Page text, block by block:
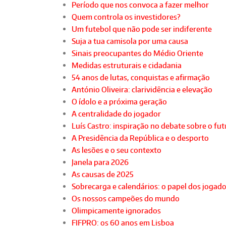
Período que nos convoca a fazer melhor
Quem controla os investidores?
Um futebol que não pode ser indiferente
Suja a tua camisola por uma causa
Sinais preocupantes do Médio Oriente
Medidas estruturais e cidadania
54 anos de lutas, conquistas e afirmação
António Oliveira: clarividência e elevação
O ídolo e a próxima geração
A centralidade do jogador
Luís Castro: inspiração no debate sobre o
A Presidência da República e o desporto
As lesões e o seu contexto
Janela para 2026
As causas de 2025
Sobrecarga e calendários: o papel dos
Os nossos campeões do mundo
Olimpicamente ignorados
FIFPRO: os 60 anos em Lisboa